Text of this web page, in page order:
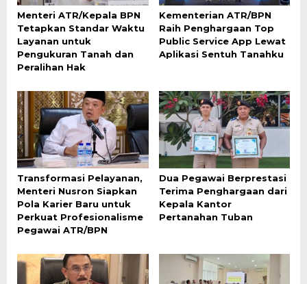
Menteri ATR/Kepala BPN
Tetapkan Standar Waktu
Layanan untuk
Pengukuran Tanah dan
Peralihan Hak
Kementerian ATR/BPN
Raih Penghargaan Top
Public Service App Lewat
Aplikasi Sentuh Tanahku
Transformasi Pelayanan,
Menteri Nusron Siapkan
Pola Karier Baru untuk
Perkuat Profesionalisme
Pegawai ATR/BPN
Dua Pegawai Berprestasi
Terima Penghargaan dari
Kepala Kantor
Pertanahan Tuban